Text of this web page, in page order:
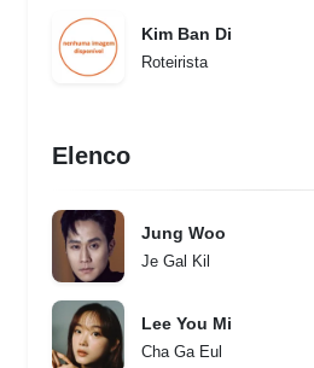
Kim Ban Di
Roteirista
Elenco
Jung Woo
Je Gal Kil
Lee You Mi
Cha Ga Eul